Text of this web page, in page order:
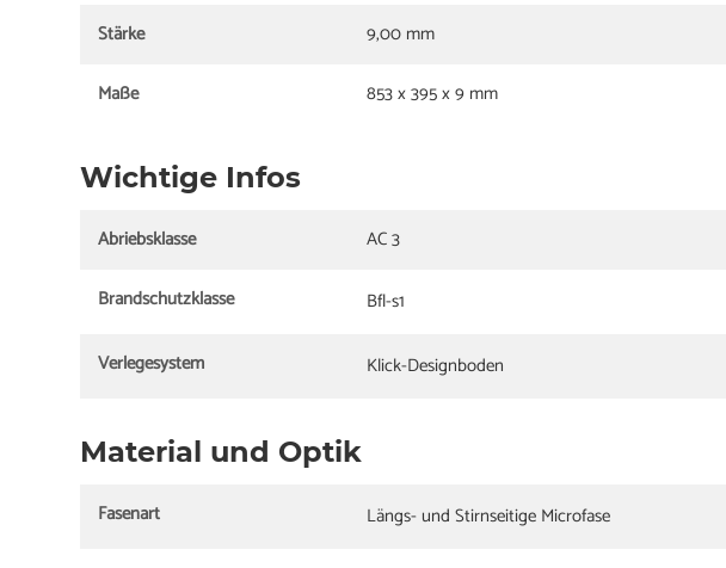
Stärke
9,00 mm
Maße
853 x 395 x 9 mm
Wichtige Infos
Abriebsklasse
AC 3
Brandschutzklasse
Bfl-s1
Verlegesystem Klick-Designboden
Material und Optik
Fasenart Längs- und Stirnseitige Microfase